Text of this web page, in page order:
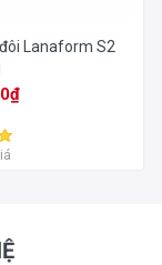
Lanaform S2